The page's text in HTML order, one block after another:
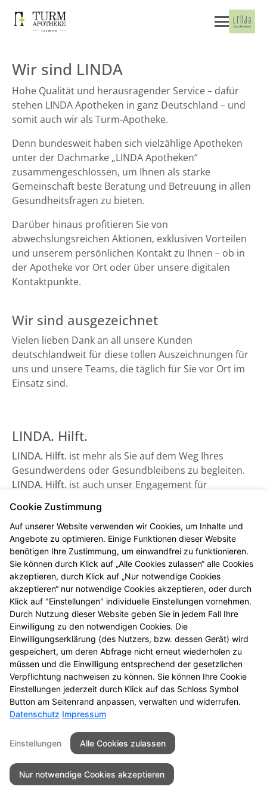
Wir sind LINDA
Hohe Qualität und herausragender Service – dafür
stehen LINDA Apotheken in ganz Deutschland – und
somit auch wir als Turm-Apotheke.
Denn bundesweit haben sich vielzählige Apotheken
unter der Dachmarke „LINDA Apotheken“
zusammengeschlossen, um Ihnen als starke
Gemeinschaft beste Beratung und Betreuung in allen
Gesundheitsfragen zu bieten.
Darüber hinaus profitieren Sie von
abwechslungsreichen Aktionen, exklusiven Vorteilen
und unserem persönlichen Kontakt zu Ihnen – ob in
der Apotheke vor Ort oder über unsere digitalen
Kontaktpunkte.
Wir sind ausgezeichnet
Vielen lieben Dank an all unsere Kunden
deutschlandweit für diese tollen Auszeichnungen für
uns und unsere Teams, die täglich für Sie vor Ort im
Einsatz sind.
LINDA. Hilft.
LINDA. Hilft. ist mehr als Sie auf dem Weg Ihres
Gesundwerdens oder Gesundbleibens zu begleiten.
LINDA. Hilft. ist auch unser Engagement für
angewiesen sind - sowie beispielsweise der
Bundesverband Kinderhospiz e. V. Schauen Sie gerne
einmal vorbei.
Zu LINDA. Hilft.
Seitenübersicht Kontakt
Impressum
Datenschutz
Barrierefreiheit
© 2026 Turm-Apotheke
Cookie Zustimmung
Auf unserer Website verwenden wir Cookies, um Inhalte und
Angebote zu optimieren. Einige Funktionen dieser Website
benötigen Ihre Zustimmung, um einwandfrei zu funktionieren.
Sie können durch Klick auf „Alle Cookies zulassen“ alle Cookies
akzeptieren, durch Klick auf „Nur notwendige Cookies
akzeptieren“ nur notwendige Cookies akzeptieren, oder durch
Klick auf "Einstellungen" individuelle Einstellungen vornehmen.
Durch Nutzung dieser Website geben Sie in jedem Fall Ihre
Einwilligung zu den notwendigen Cookies. Die
Einwilligungserklärung (des Nutzers, bzw. dessen Gerät) wird
gespeichert, um deren Abfrage nicht erneut wiederholen zu
müssen und die Einwilligung entsprechend der gesetzlichen
Verpflichtung nachweisen zu können. Sie können Ihre Cookie
Einstellungen jederzeit durch Klick auf das Schloss Symbol
Button am Seitenrand anpassen, verwalten und widerrufen.
Datenschutz Impressum
Einstellungen Alle Cookies zulassen
Nur notwendige Cookies akzeptieren